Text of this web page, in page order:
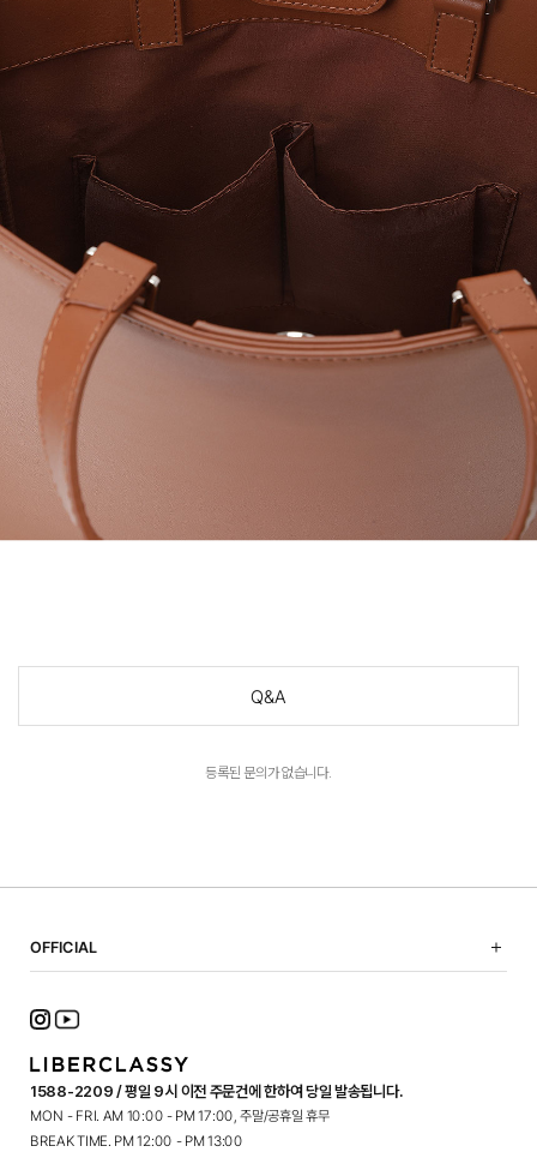
Q&A
등록된 문의가 없습니다.
OFFICIAL
SHOPPING GUIDE
TERMS OF USE
PRIVACY POLICY
CONTACT
1588-2209 / 평일 9시 이전 주문건에 한하여 당일 발송됩니다.
MON - FRI. AM 10:00 - PM 17:00, 주말/공휴일 휴무
BREAK TIME. PM 12:00 - PM 13:00